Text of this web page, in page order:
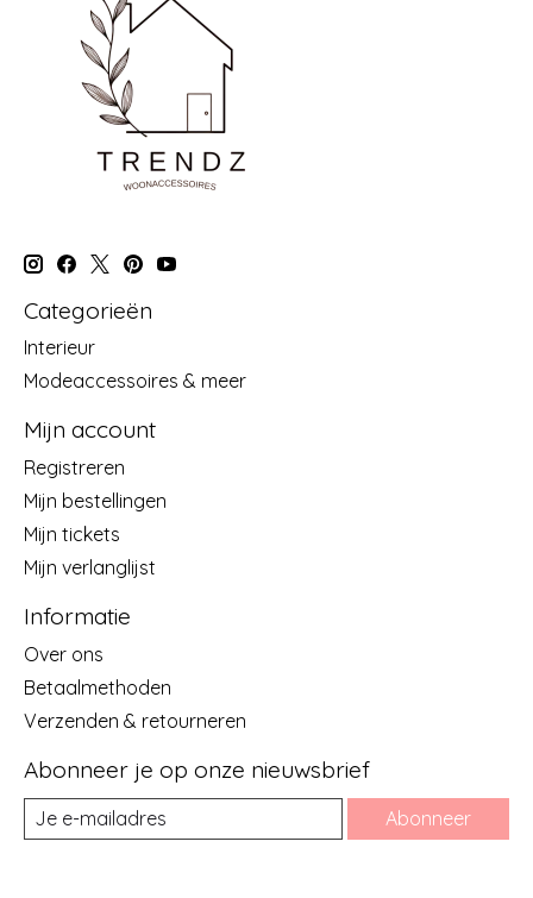
Categorieën
Interieur
Modeaccessoires & meer
Mijn account
Registreren
Mijn bestellingen
Mijn tickets
Mijn verlanglijst
Informatie
Over ons
Betaalmethoden
Verzenden & retourneren
Abonneer je op onze nieuwsbrief
Abonneer